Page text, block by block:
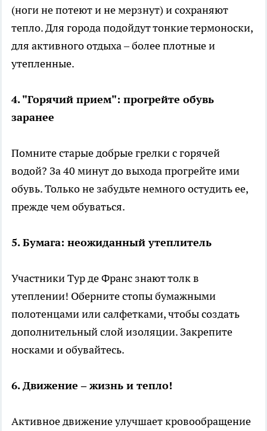
(ноги не потеют и не мерзнут) и сохраняют
тепло. Для города подойдут тонкие термоноски,
для активного отдыха – более плотные и
утепленные.
4. "Горячий прием": прогрейте обувь
заранее
Помните старые добрые грелки с горячей
водой? За 40 минут до выхода прогрейте ими
обувь. Только не забудьте немного остудить ее,
прежде чем обуваться.
5. Бумага: неожиданный утеплитель
Участники Тур де Франс знают толк в
утеплении! Оберните стопы бумажными
полотенцами или салфетками, чтобы создать
дополнительный слой изоляции. Закрепите
носками и обувайтесь.
6. Движение – жизнь и тепло!
Активное движение улучшает кровообращение